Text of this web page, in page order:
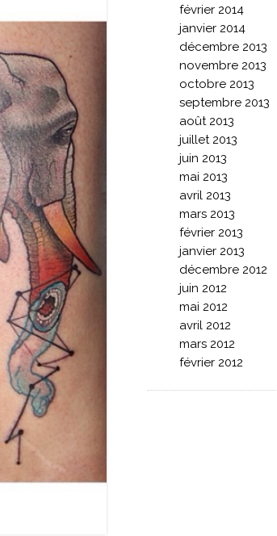
février 2014
janvier 2014
décembre 2013
novembre 2013
octobre 2013
septembre 2013
août 2013
juillet 2013
juin 2013
mai 2013
avril 2013
mars 2013
février 2013
janvier 2013
décembre 2012
juin 2012
mai 2012
avril 2012
mars 2012
février 2012